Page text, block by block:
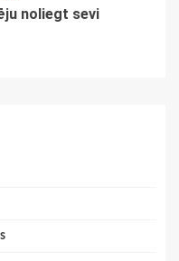
noliegt sevi